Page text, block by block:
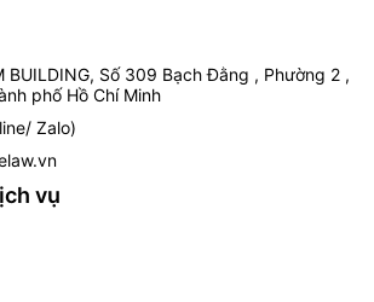
BUILDING, Số 309 Bạch Đằng , Phường 2 ,
phố Hồ Chí Minh
Zalo)
vụ